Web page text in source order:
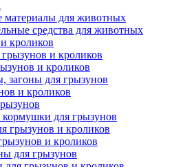
материалы для животных
средства для животных
кроликов
и кроликов
и кроликов
загоны для грызунов
и кроликов
для грызунов
грызунов и кроликов
и кроликов
для грызунов